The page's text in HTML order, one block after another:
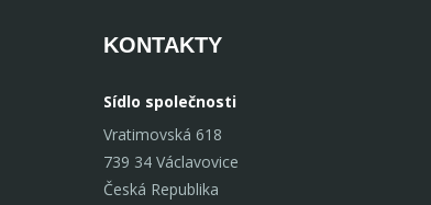
KONTAKTY
Sídlo společnosti
Vratimovská 618
739 34 Václavovice
Česká Republika